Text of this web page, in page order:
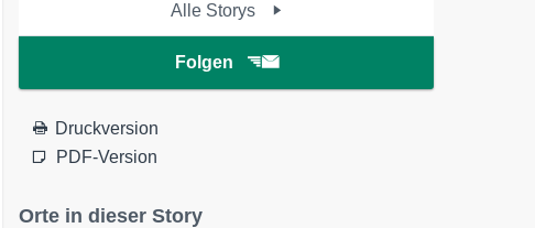
Alle Storys
Folgen
Druckversion
PDF-Version
Orte in dieser Story